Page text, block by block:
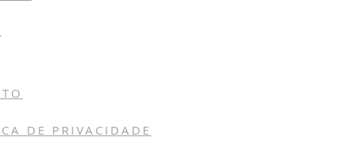
DE PRIVACIDADE